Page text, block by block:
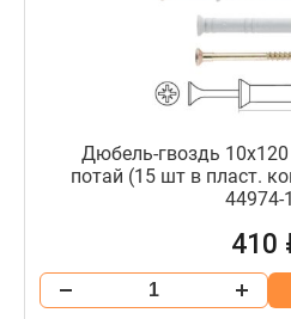
Дюбель-гвоздь
потай (15 шт в пласт.
44974-
410